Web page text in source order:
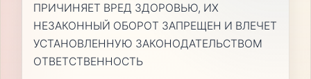
ПРИЧИНЯЕТ ВРЕД ЗДОРОВЬЮ, ИХ
НЕЗАКОННЫЙ ОБОРОТ ЗАПРЕЩЕН И ВЛЕЧЕТ
УСТАНОВЛЕННУЮ ЗАКОНОДАТЕЛЬСТВОМ
ОТВЕТСТВЕННОСТЬ